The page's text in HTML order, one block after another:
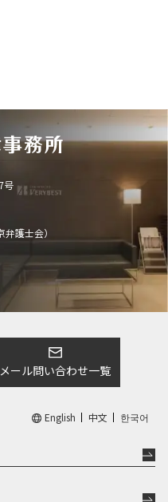
号
護士会）
メール問い合わせ一覧
English 中文 한국어